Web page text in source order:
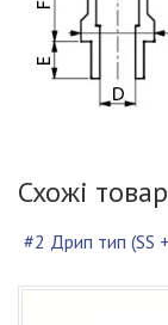
Схожі
#2 Дрип тип (SS